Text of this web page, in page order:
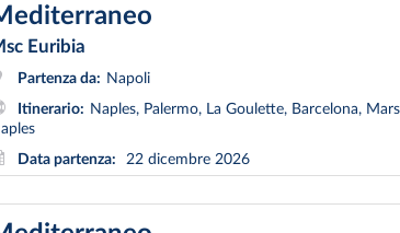
Euribia
Partenza da: Napoli
Itinerario: Naples, Palermo, La Goulette, Barcelona,
Data partenza:
22 dicembre 2026